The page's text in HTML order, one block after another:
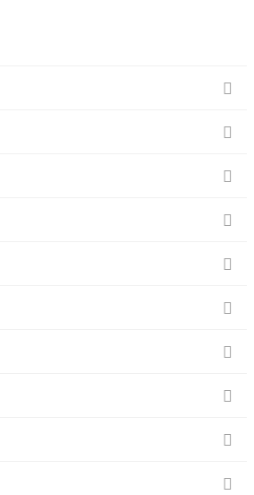









